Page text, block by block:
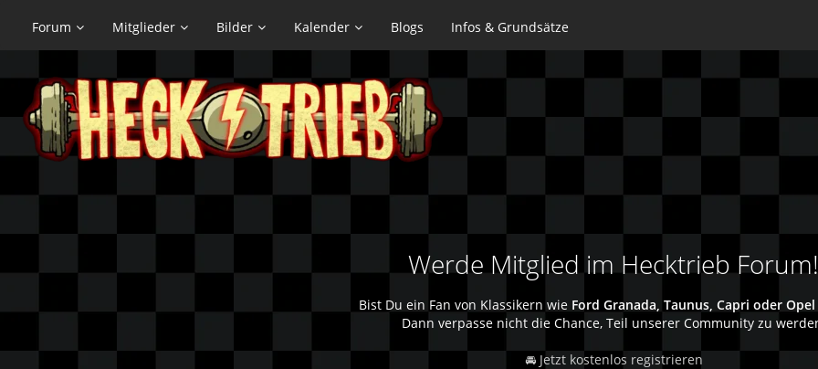
Forum Mitglieder Bilder Kalender Blogs Infos & Grundsätze
Werde Mitglied im Hecktrieb Forum!
Bist Du ein Fan von Klassikern wie Ford Granada, Taunus, Capri oder Opel
Dann verpasse nicht die Chance, Teil unserer Community zu
🚘 Jetzt kostenlos registrieren